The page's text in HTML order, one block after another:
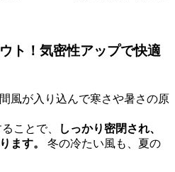
ト！気密性アップで快適
風が入り込んで寒さや暑さの原
ことで、
しっかり密閉され、
ます。
冬の冷たい風も、夏の